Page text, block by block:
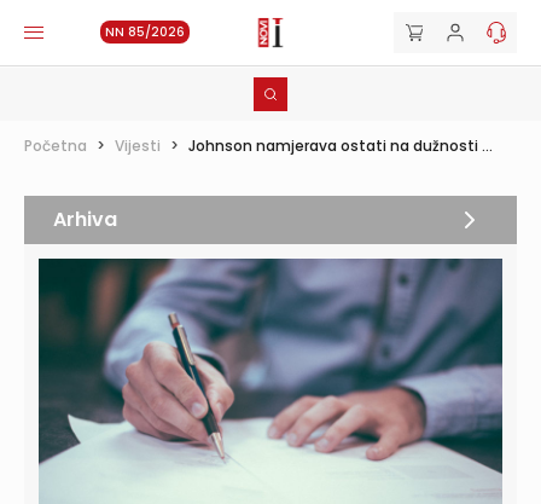
NN 85/2026
Početna > Vijesti > Johnson namjerava ostati na dužnosti ...
Arhiva